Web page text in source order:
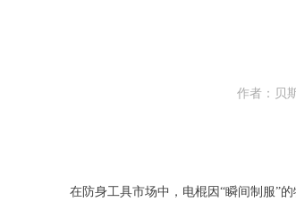
在防身工具市场中，电棍因“瞬间制服”
作者：贝